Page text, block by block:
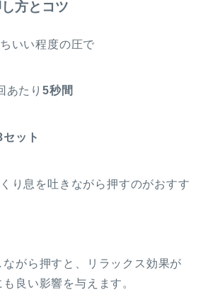
方とコツ
ちいい程度の圧で
あたり5秒間
ット
くり息を吐きながら押すのがおすす
ながら押すと、リラックス効果が
良い影響を与えます。